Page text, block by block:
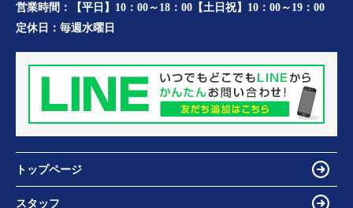
営業時間：
【平日】10：00～18：00【土日祝】10：00～19：00
定休日： 毎週水曜日
トップページ
スタッフ